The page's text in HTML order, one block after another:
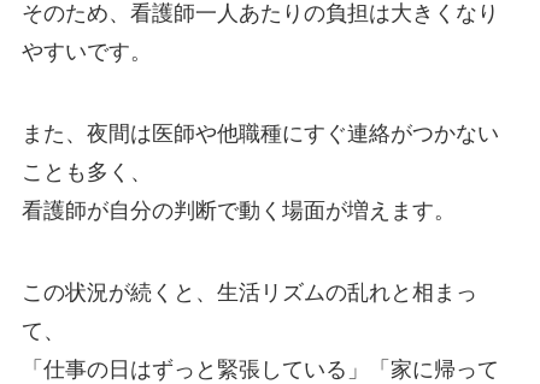
そのため、看護師一人あたりの負担は大きくなり
やすいです。
また、夜間は医師や他職種にすぐ連絡がつかない
ことも多く、
看護師が自分の判断で動く場面が増えます。
この状況が続くと、生活リズムの乱れと相まっ
て、
「仕事の日はずっと緊張している」「家に帰って